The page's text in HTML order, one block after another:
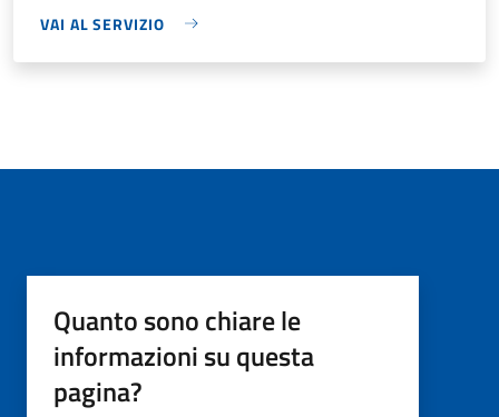
VAI AL SERVIZIO
Quanto sono chiare le
informazioni su questa
pagina?